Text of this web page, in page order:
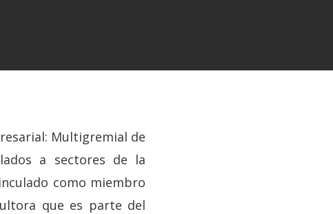
Multigremial de
a sectores de la
como miembro
que es parte del